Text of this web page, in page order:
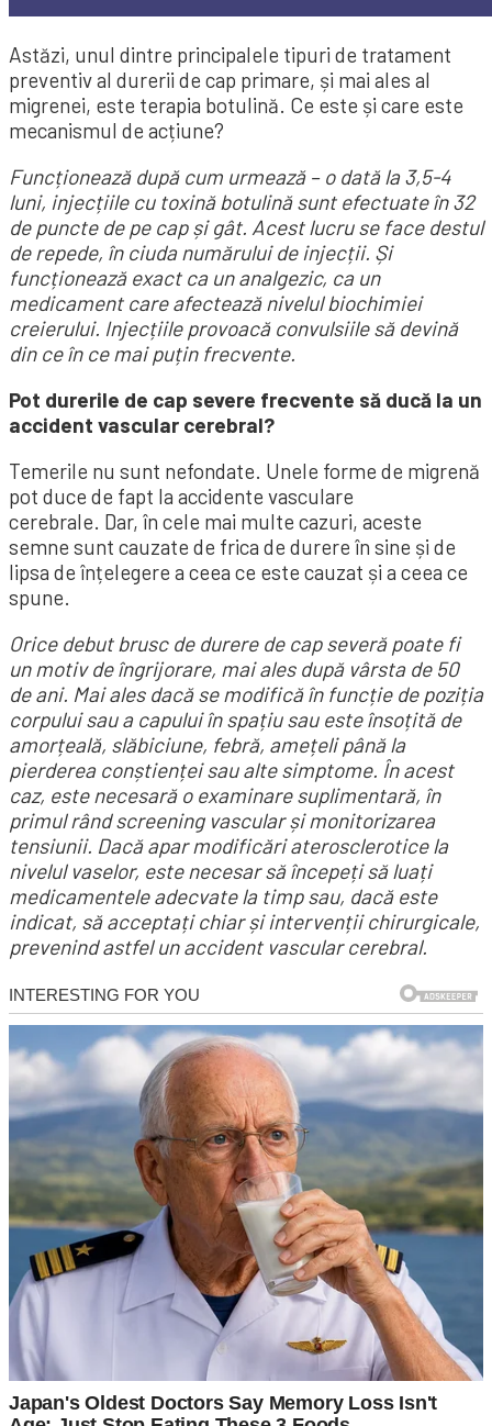
Astăzi, unul dintre principalele tipuri de tratament
preventiv al durerii de cap primare, și mai ales al
migrenei, este terapia botulină. Ce este și care este
mecanismul de acțiune?
Funcționează după cum urmează – o dată la 3,5-4
luni, injecțiile cu toxină botulină sunt efectuate în 32
de puncte de pe cap și gât. Acest lucru se face destul
de repede, în ciuda numărului de injecții. Și
funcționează exact ca un analgezic, ca un
medicament care afectează nivelul biochimiei
creierului. Injecțiile provoacă convulsiile să devină
din ce în ce mai puțin frecvente.
Pot durerile de cap severe frecvente să ducă la un
accident vascular cerebral?
Temerile nu sunt nefondate. Unele forme de migrenă
pot duce de fapt la accidente vasculare
cerebrale. Dar, în cele mai multe cazuri, aceste
semne sunt cauzate de frica de durere în sine și de
lipsa de înțelegere a ceea ce este cauzat și a ceea ce
spune.
Orice debut brusc de durere de cap severă poate fi
un motiv de îngrijorare, mai ales după vârsta de 50
de ani. Mai ales dacă se modifică în funcție de poziția
corpului sau a capului în spațiu sau este însoțită de
amorțeală, slăbiciune, febră, amețeli până la
pierderea conștienței sau alte simptome. În acest
caz, este necesară o examinare suplimentară, în
primul rând screening vascular și monitorizarea
tensiunii. Dacă apar modificări aterosclerotice la
nivelul vaselor, este necesar să începeți să luați
medicamentele adecvate la timp sau, dacă este
indicat, să acceptați chiar și intervenții chirurgicale,
prevenind astfel un accident vascular cerebral.